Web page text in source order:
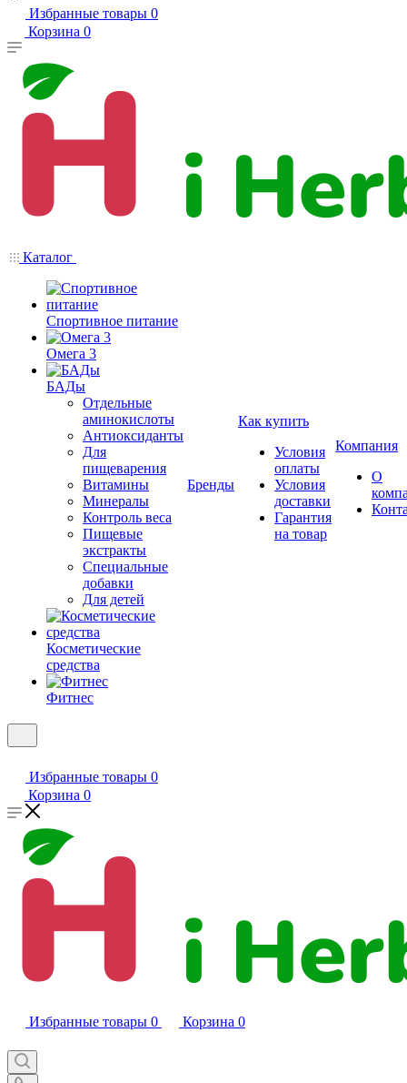
Избранные товары 0
Корзина 0
Каталог
Спортивное питание
Омега 3
БАДы
Отдельные
аминокислоты
Антиоксиданты
Для
пищеварения
Витамины
Минералы
Контроль веса
Пищевые
экстракты
Специальные
добавки
Для детей
Косметические
средства
Фитнес
Бренды
Как купить
Условия
оплаты
Условия
доставки
Гарантия
на товар
Компания
О
Избранные товары 0
Корзина 0
Избранные товары 0 Корзина 0